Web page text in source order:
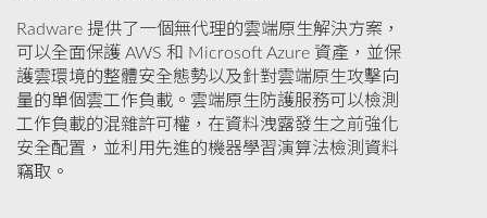
Radware 提供了一個無代理的雲端原生解決方案，
可以全面保護 AWS 和 Microsoft Azure 資產，並保
護雲環境的整體安全態勢以及針對雲端原生攻擊向
量的單個雲工作負載。雲端原生防護服務可以檢測
工作負載的混雜許可權，在資料洩露發生之前強化
安全配置，並利用先進的機器學習演算法檢測資料
竊取。